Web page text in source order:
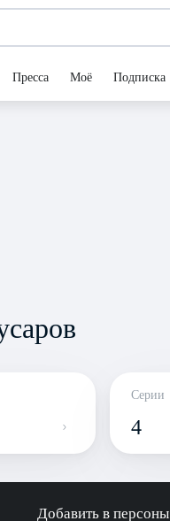
Пресса Моё Подписка
Серии
4
Добавить в персоны